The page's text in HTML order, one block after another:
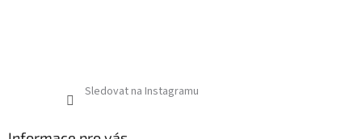
Sledovat na Instagramu